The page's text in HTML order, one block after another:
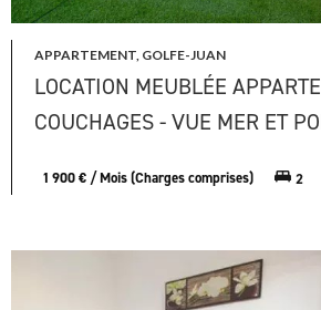
APPARTEMENT, GOLFE-JUAN
LOCATION MEUBLÉE
COUCHAGES - VUE MER ET
1 900 € / Mois (Charges comprises) 2